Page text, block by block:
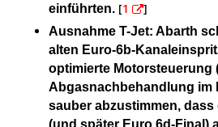
einführten. [1 ]
Ausnahme T-Jet: Abarth
alten Euro-6b-
optimierte Motorsteuerung
Abgasnachbehandlung im
sauber abzustimmen, dass